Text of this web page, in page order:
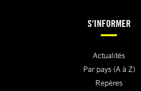
S'INFORMER
Actualités
Par pays (A à Z)
Repères